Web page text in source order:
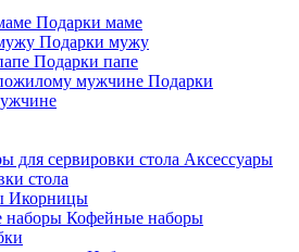
Подарки маме
Подарки мужу
Подарки папе
Подарки
Аксессуары
стола
Икорницы
Кофейные наборы